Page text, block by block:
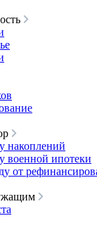
накоплений
военной ипотеки
от